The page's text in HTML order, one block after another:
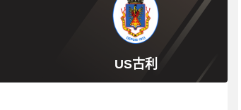
US古利